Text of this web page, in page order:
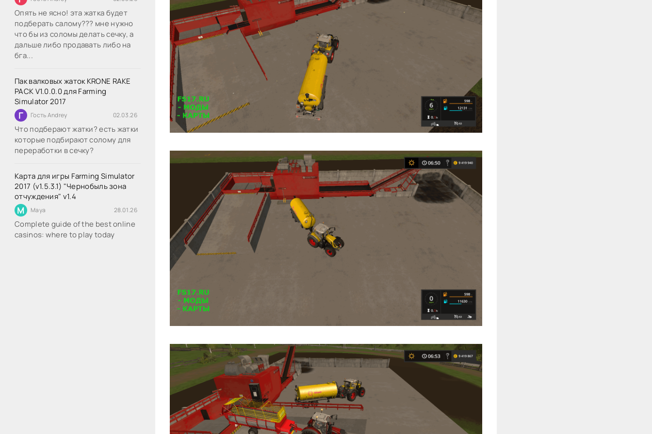
Опять не ясно! эта жатка будет
подберать салому??? мне нужно
что бы из соломы делать сечку, а
дальше либо продавать либо на
бга...
Пак валковых жаток KRONE RAKE
PACK V1.0.0.0 для Farming
Simulator 2017
Г Гость Andrey 02.03.26
Что подберают жатки? есть жатки
которые подбирают солому для
переработки в сечку?
Карта для игры Farming Simulator
2017 (v1.5.3.1) "Чернобыль зона
отчуждения" v1.4
M Maya 28.01.26
Complete guide of the best online
casinos: where to play today